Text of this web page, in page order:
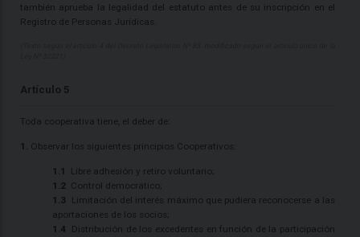
también aprueba la legalidad del estatuto antes de su inscripción en el
Registro de Personas Jurídicas.
Artículo 5
Toda cooperativa tiene, el deber de:
1. Observar los siguientes principios Cooperativos:
1.1 Libre adhesión y retiro voluntario;
1.2 Control democrático;
1.3 Limitación del interés máximo que pudiera reconocerse a las
aportaciones de los socios;
1.4 Distribución de los excedentes en función de la participación